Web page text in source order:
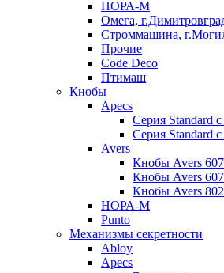
НОРА-М
Омега,
Строммашина,
Прочие
Code Deco
Птимаш
Кнобы
Apecs
Серия Standard
Серия Standard
Avers
Кнобы Avers
Кнобы Avers
Кнобы Avers
НОРА-М
Punto
Механизмы секретности
Abloy
Apecs